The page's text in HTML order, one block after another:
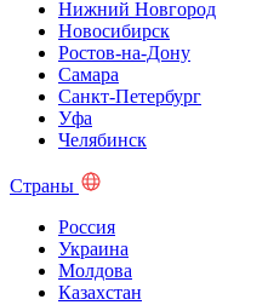
Нижний Новгород
Новосибирск
Ростов-на-Дону
Самара
Санкт-Петербург
Уфа
Челябинск
Страны
Россия
Украина
Молдова
Казахстан